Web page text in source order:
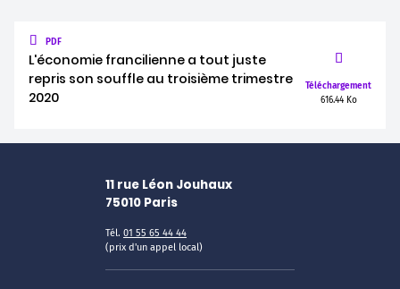
PDF
L'économie francilienne a tout juste
repris son souffle au troisième trimestre
2020
Téléchargement
616.44 Ko
11 rue Léon Jouhaux
75010 Paris
Tél. 01 55 65 44 44
(prix d'un appel local)